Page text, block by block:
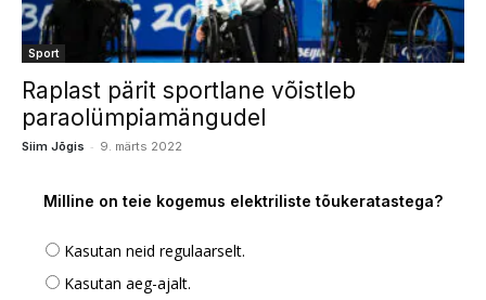
Sport
Raplast pärit sportlane võistleb
paraolümpiamängudel
Siim Jõgis - 9. märts 2022
Milline on teie kogemus elektriliste tõukeratastega?
Kasutan neid regulaarselt.
Kasutan aeg-ajalt.